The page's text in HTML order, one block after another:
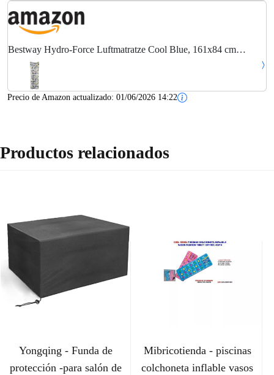
Bestway Hydro-Force Luftmatratze Cool Blue, 161x84 cm
Colchón Hinchable, Color (1044058XXX20)
Precio de Amazon actualizado: 01/06/2026 14:22
Productos relacionados
Yongqing - Funda de
protección -para salón de
Mibricotienda - piscinas
colchoneta inflable vasos